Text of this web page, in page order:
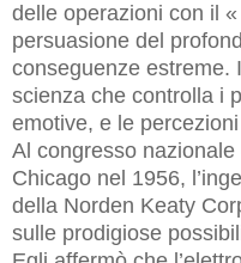
delle operazioni con il
persuasione del
conseguenze estreme.
scienza che controlla i
emotive, e le
Al congresso
Chicago nel 1956,
della Norden Keaty
sulle prodigiose